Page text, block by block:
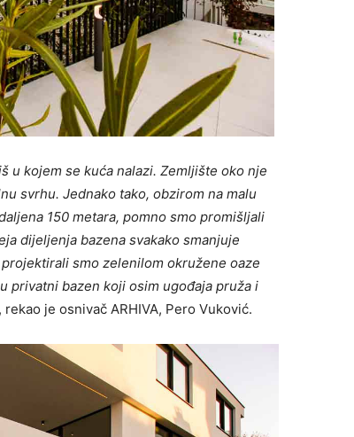
u kojem se kuća nalazi. Zemljište oko nje
svrhu. Jednako tako, obzirom na malu
150 metara, pomno smo promišljali
dijeljenja bazena svakako smanjuje
smo zelenilom okružene oaze
privatni bazen koji osim ugođaja pruža i
rekao je osnivač ARHIVA, Pero Vuković.